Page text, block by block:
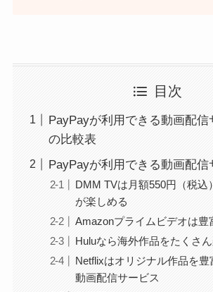
目次
PayPayが利用できる動画配信
の比較表
PayPayが利用できる動画配信
DMM TVは月額550円（税込
が楽しめる
Amazonプライムビデオは豊
Huluなら海外作品をたくさ
Netflixはオリジナル作品を豊
動画配信サービス